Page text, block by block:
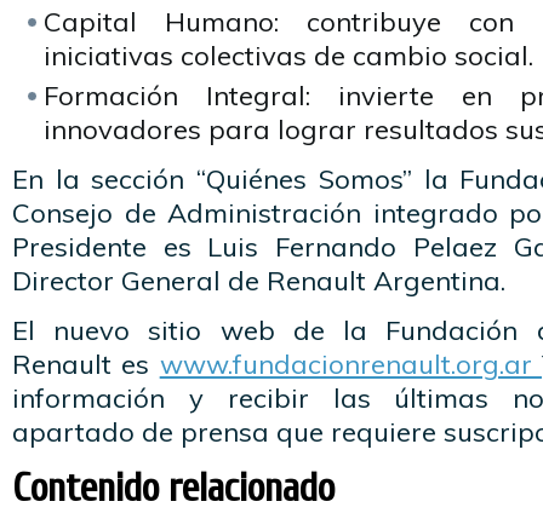
Capital Humano: contribuye
iniciativas colectivas de cambio social.
Formación Integral: invierte en
innovadores para lograr resultados
En la sección “Quiénes Somos” la
Consejo de Administración integrado
Presidente es Luis Fernando Pelaez
Director General de Renault Argentina.
El nuevo sitio web de la Fundación
Renault es www.fundacionrenault.org.ar
información y recibir las últimas
apartado de prensa que requiere
Contenido relacionado